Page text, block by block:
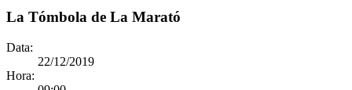
La Tómbola de La Marató
Data:
22/12/2019
Hora: